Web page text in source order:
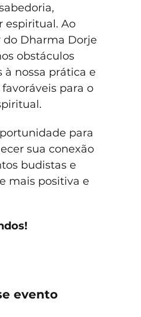
espiritual. Ao
Dharma Dorje
obstáculos
à nossa prática e
para o
para
sua conexão
budistas e
mais positiva e
evento